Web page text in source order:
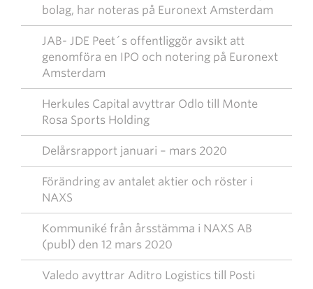
bolag, har noteras på Euronext Amsterdam
JAB- JDE Peet´s offentliggör avsikt att
genomföra en IPO och notering på Euronext
Amsterdam
Herkules Capital avyttrar Odlo till Monte
Rosa Sports Holding
Delårsrapport januari – mars 2020
Förändring av antalet aktier och röster i
NAXS
Kommuniké från årsstämma i NAXS AB
(publ) den 12 mars 2020
Valedo avyttrar Aditro Logistics till Posti